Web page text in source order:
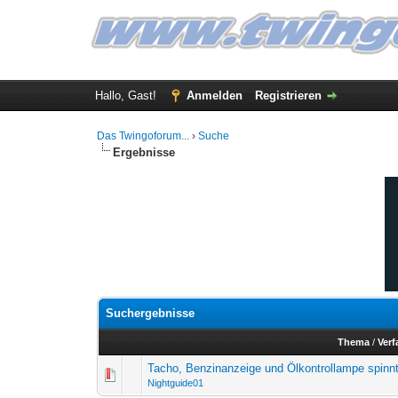
Hallo, Gast! Anmelden Registrieren
Das Twingoforum... ›Suche
Ergebnisse
Suchergebnisse
Thema /
Tacho, Benzinanzeige und Ölkontrollampe
Nightguide01